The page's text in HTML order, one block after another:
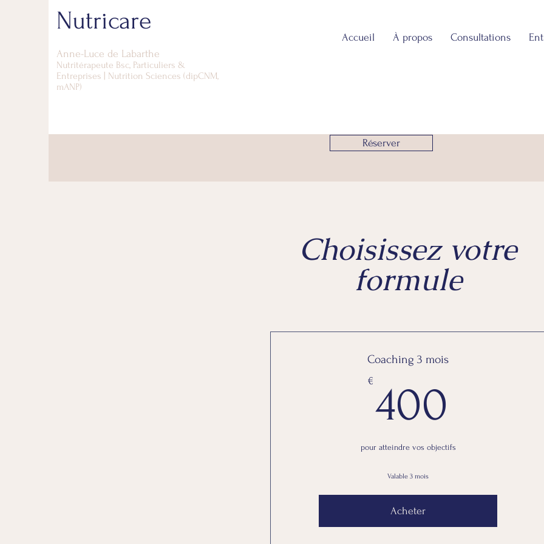
Nutricare
Anne-Luce de Labarthe
Nutritérapeute Bsc, Particuliers &
Entreprises | Nutrition Sciences (dipCNM,
mANP)
Accueil À propos Consultations
Réserver
Choisissez votre
formule
Coaching 3 mois
€ 400
pour atteindre vos objectifs
Valable 3 mois
Acheter